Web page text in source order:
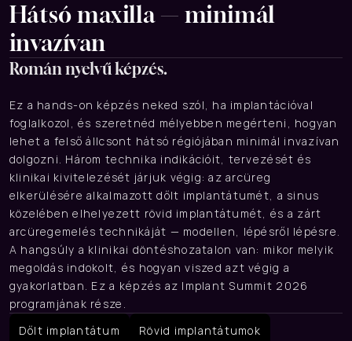
Hátsó maxilla — minimál
invazívan
Román nyelvű képzés.
Ez a hands-on képzés neked szól, ha implantációval
foglalkozol, és szeretnéd mélyebben megérteni, hogyan
lehet a felső állcsont hátsó régiójában minimál invazívan
dolgozni. Három technika indikációit, tervezését és
klinikai kivitelezését járjuk végig: az arcüreg
elkerülésére alkalmazott dőlt implantátumét, a sinus
közelében elhelyezett rövid implantátumét, és a zárt
arcüregemelés technikáját — modellen, lépésről lépésre.
A hangsúly a klinikai döntéshozatalon van: mikor melyik
megoldás indokolt, és hogyan viszed azt végig a
gyakorlatban. Ez a képzés az Implant Summit 2026
programjának része.
Dőlt implantátum
Rövid implantátumok